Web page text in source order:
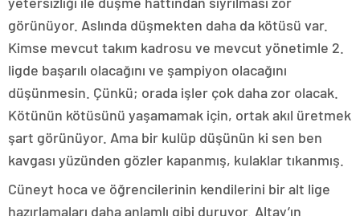
görünüyor. Aslında düşmekten daha da kötüsü var.
Kimse mevcut takım kadrosu ve mevcut yönetimle 2.
ligde başarılı olacağını ve şampiyon olacağını
düşünmesin. Çünkü; orada işler çok daha zor olacak.
Kötünün kötüsünü yaşamamak için, ortak akıl üretmek
şart görünüyor. Ama bir kulüp düşünün ki sen ben
kavgası yüzünden gözler kapanmış, kulaklar tıkanmış.
Cüneyt hoca ve öğrencilerinin kendilerini bir alt lige
hazırlamaları daha anlamlı gibi duruyor. Altay’ın